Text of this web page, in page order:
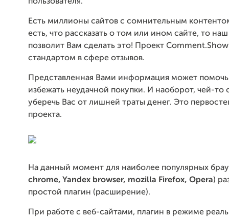
Есть миллионы сайтов с сомнительным
есть, что рассказать о том или ином сайте, то
позволит Вам сделать это! Проект
стандартом в сфере отзывов.
Представленная Вами информация может
избежать неудачной покупки. И наоборот, чей-то
уберечь Вас от лишней траты денег. Это
проекта.
На данный момент для наиболее популярных
chrome, Yandex browser, mozilla Firefox, Opera)
простой плагин (расширение).
При работе с веб-сайтами, плагин в режиме